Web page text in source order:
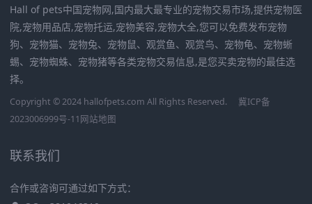
Hall of pets中国宠物网,国内最大最专业的宠物交易市场,提供宠物医
院,宠物用品店,宠物托运,宠物美容,宠物大全,您可以免费发布宠物
狗、宠物猫、宠物兔、宠物鼠、观赏鱼、观赏鸟、宠物龟、宠物蜥
蜴、宠物蜘蛛、宠物猪等各类宠物交易信息,是您买卖宠物的最佳选
择。
Copyright © 2024 hallofpets.com All Rights Reserved.
冀ICP备
2023006999号-11网站地图
联系我们
合作或咨询可通过如下方式：